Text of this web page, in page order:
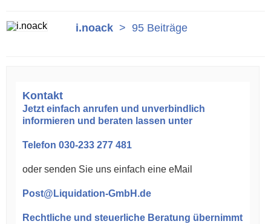
i.noack > 95 Beiträge
Kontakt
Jetzt einfach anrufen und unverbindlich
informieren und beraten lassen unter
Telefon 030-233 277 481
oder senden Sie uns einfach eine eMail
Post@Liquidation-GmbH.de
Rechtliche und steuerliche Beratung übernimmt